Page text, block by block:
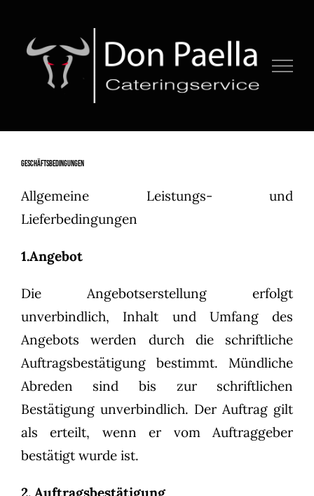
Inhalt
springen
GESCHÄFTSBEDINGUNGEN
Allgemeine Leistungs- und
Lieferbedingungen
1.Angebot
Die Angebotserstellung erfolgt
unverbindlich, Inhalt und Umfang des
Angebots werden durch die schriftliche
Auftragsbestätigung bestimmt. Mündliche
Abreden sind bis zur schriftlichen
Bestätigung unverbindlich. Der Auftrag gilt
als erteilt, wenn er vom Auftraggeber
bestätigt wurde ist.